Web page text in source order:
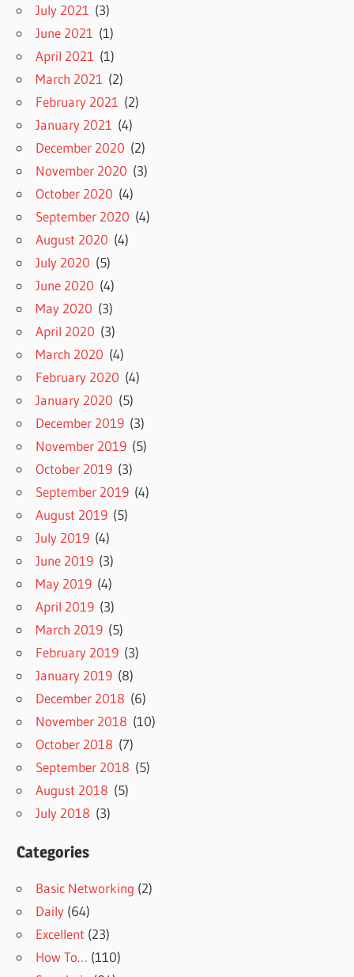
July 2021 (3)
June 2021 (1)
April 2021 (1)
March 2021 (2)
February 2021 (2)
January 2021 (4)
December 2020 (2)
November 2020 (3)
October 2020 (4)
September 2020 (4)
August 2020 (4)
July 2020 (5)
June 2020 (4)
May 2020 (3)
April 2020 (3)
March 2020 (4)
February 2020 (4)
January 2020 (5)
December 2019 (3)
November 2019 (5)
October 2019 (3)
September 2019 (4)
August 2019 (5)
July 2019 (4)
June 2019 (3)
May 2019 (4)
April 2019 (3)
March 2019 (5)
February 2019 (3)
January 2019 (8)
December 2018 (6)
November 2018 (10)
October 2018 (7)
September 2018 (5)
August 2018 (5)
July 2018 (3)
Categories
Basic Networking (2)
Daily (64)
Excellent (23)
How To… (110)